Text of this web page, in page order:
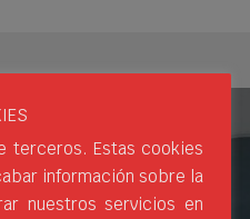
terceros. Estas cookies
información sobre la
nuestros servicios en